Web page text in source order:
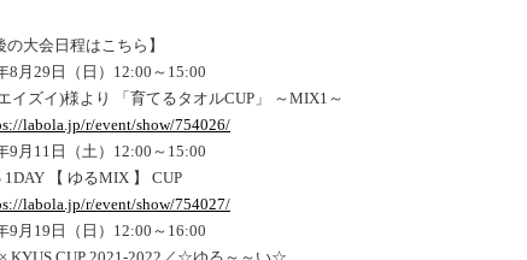
の大会日程はこちら】
8月29日（日）12:00～15:00
イズイ)様より 「育てるタオルCUP」 ～MIX1～
labola.jp/r/event/show/754026/
9月11日（土）12:00～15:00
1DAY 【 ゆるMIX 】 CUP
labola.jp/r/event/show/754027/
9月19日（日）12:00～16:00